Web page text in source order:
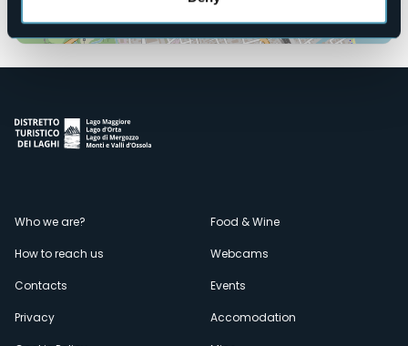
Menù
secondario
Who we are?
How to reach us
Contacts
Privacy
Food & Wine
Webcams
Events
Accomodation